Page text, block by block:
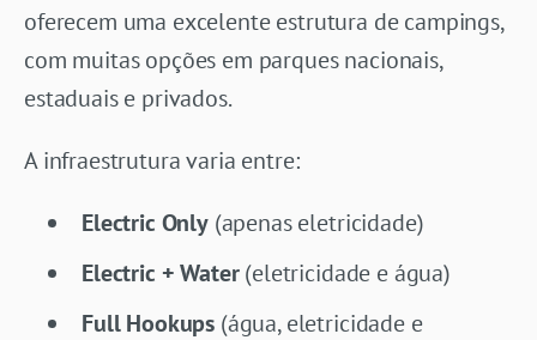
oferecem uma excelente estrutura de campings,
com muitas opções em parques nacionais,
estaduais e privados.
A infraestrutura varia entre:
Electric Only(apenas eletricidade)
Electric + Water(eletricidade e água)
Full Hookups (água, eletricidade e